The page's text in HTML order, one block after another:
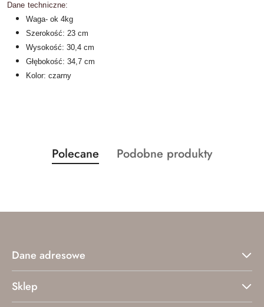
Dane techniczne:
Waga- ok 4kg
Szerokość: 23 cm
Wysokość: 30,4 cm
Głębokość: 34,7 cm
Kolor: czarny
Pomiń karuzelę produktów
Produkty
o
Polecane
Produkty
Podobne produkty
Dane adresowe
Sklep